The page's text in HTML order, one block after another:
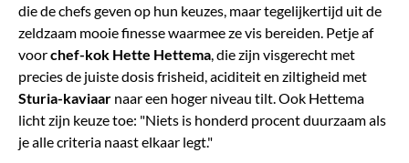
die de chefs geven op hun keuzes, maar tegelijkertijd uit de
zeldzaam mooie finesse waarmee ze vis bereiden. Petje af
voorchef-kok Hette Hettema, die zijn visgerecht met
precies de juiste dosis frisheid, aciditeit en ziltigheid met
Sturia-kaviaar naar een hoger niveau tilt. Ook Hettema
licht zijn keuze toe: "Niets is honderd procent duurzaam als
je alle criteria naast elkaar legt."